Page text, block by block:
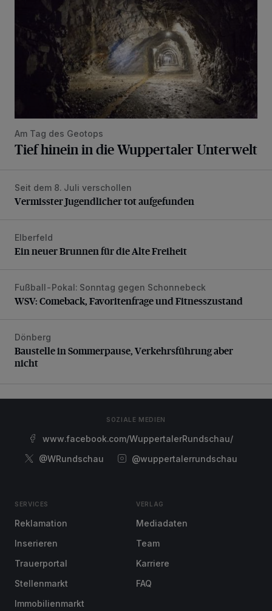
Am Tag des Geotops
Tief hinein in die Wuppertaler Unterwelt
Vermisster Jugendlicher tot aufgefunden
Seit dem 8. Juli verschollen
Vermisster Jugendlicher tot aufgefunden
Ein neuer Brunnen für die Alte Freiheit
Elberfeld
Ein neuer Brunnen für die Alte Freiheit
WSV: Comeback, Favoritenfrage und Fitnesszustand
Fußball-Pokal: Sonntag gegen Schonnebeck
WSV: Comeback, Favoritenfrage und Fitnesszustand
Baustelle in Sommerpause, Verkehrsführung aber nicht
Dönberg
Baustelle in Sommerpause, Verkehrsführung aber
nicht
SOZIALE MEDIEN
www.facebook.com/WuppertalerRundschau/
@WRundschau
@wuppertalerrundschau
SERVICES
Reklamation
Inserieren
Trauerportal
Stellenmarkt
Immobilienmarkt
VERLAG
Mediadaten
Team
Karriere
FAQ